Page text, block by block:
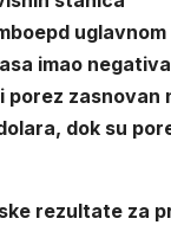
imao
zasnovan
dok su
rezultate za